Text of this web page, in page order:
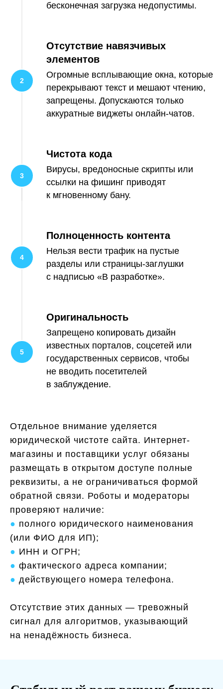
бесконечная загрузка недопустимы.
Отсутствие навязчивых
элементов
Огромные всплывающие окна, которые
перекрывают текст и мешают чтению,
запрещены. Допускаются только
аккуратные виджеты онлайн-чатов.
Чистота кода
Вирусы, вредоносные скрипты или
ссылки на фишинг приводят
к мгновенному бану.
Полноценность контента
Нельзя вести трафик на пустые
разделы или страницы-заглушки
с надписью «В разработке».
Оригинальность
Запрещено копировать дизайн
известных порталов, соцсетей или
государственных сервисов, чтобы
не вводить посетителей
в заблуждение.
Отдельное внимание уделяется
юридической чистоте сайта. Интернет-
магазины и поставщики услуг обязаны
размещать в открытом доступе полные
реквизиты, а не ограничиваться формой
обратной связи. Роботы и модераторы
проверяют наличие:
● полного юридического наименования
(или ФИО для ИП);
● ИНН и ОГРН;
● фактического адреса компании;
● действующего номера телефона.
Отсутствие этих данных — тревожный
сигнал для алгоритмов, указывающий
на ненадёжность бизнеса.